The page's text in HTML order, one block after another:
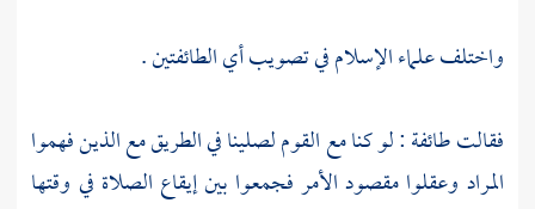
واختلف علماء الإسلام في تصويب أي الطائفتين .
فقالت طائفة : لو كنا مع القوم لصلينا في الطريق مع الذين فهموا
المراد وعقلوا مقصود الأمر فجمعوا بين إيقاع الصلاة في وقتها